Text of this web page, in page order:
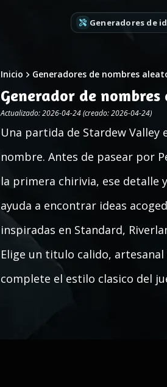
Generadores de
Inicio Generadores de nombres
Generador de
Actualizado: 2026-04-24 (creado: 2026-04-24)
Una partida de Stardew
nombre. Antes de pasear por
la primera chirivia, ese detalle
ayuda a encontrar ideas
inspiradas en Standard,
Elige un titulo calido,
complete el estilo clasico del